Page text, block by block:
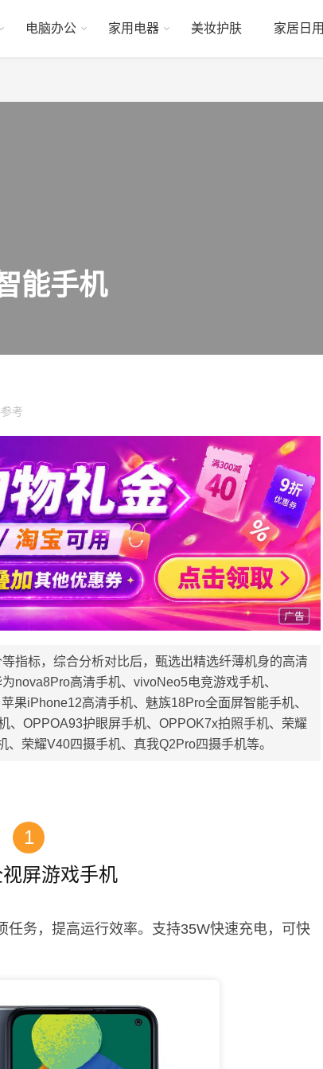
电脑办公 家用电器 美妆护肤 家居日用
能手机
考
指标，综合分析对比后，甄选出精选纤薄机身的高清
nova8Pro高清手机、vivoNeo5电竞游戏手机、
果iPhone12高清手机、魅族18Pro全面屏智能手机、
、OPPOA93护眼屏手机、OPPOK7x拍照手机、荣耀
荣耀V40四摄手机、真我Q2Pro四摄手机等。
1
屏游戏手机
务，提高运行效率。支持35W快速充电，可快